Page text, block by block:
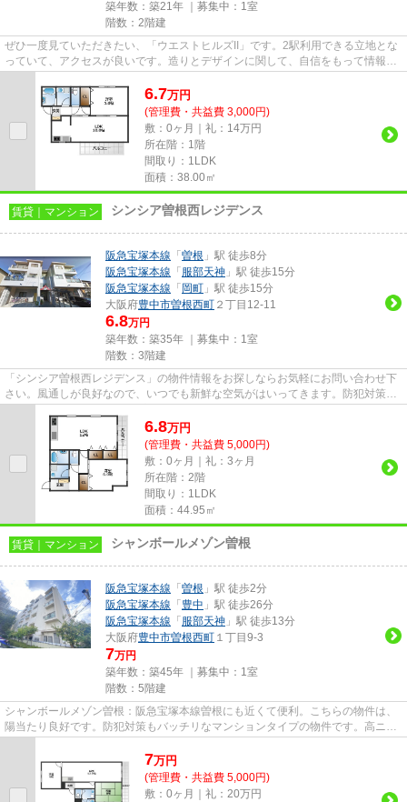
築年数：築21年 ｜募集中： 1室
階数：2階建
ぜひ一度見ていただきたい、「ウエストヒルズII」です。2駅利用できる立地とな
っていて、アクセスが良いです。造りとデザインに関して、自信をもって情報を
6.7万円
(管理費・共益費 3,000円)
敷：0ヶ月｜礼：14万円
所在階：1階
間取り：1LDK
面積：38.00㎡
賃貸｜マンション シンシア曽根西レジデンス
阪急宝塚本線 「 曽根 」駅 徒歩8分
阪急宝塚本線 「 服部天神 」駅 徒歩15分
阪急宝塚本線 「 岡町 」駅 徒歩15分
大阪府豊中市曽根西町 ２丁目12-11
6.8万円
築年数：築35年 ｜募集中： 1室
階数：3階建
「シンシア曽根西レジデンス」の物件情報をお探しならお気軽にお問い合わせ下
さい。風通しが良好なので、いつでも新鮮な空気がはいってきます。防犯対策も
6.8万円
(管理費・共益費 5,000円)
敷：0ヶ月｜礼：3ヶ月
所在階：2階
間取り：1LDK
面積：44.95㎡
賃貸｜マンション シャンボールメゾン曽根
阪急宝塚本線 「 曽根 」駅 徒歩2分
阪急宝塚本線 「 豊中 」駅 徒歩26分
阪急宝塚本線 「 服部天神 」駅 徒歩13分
大阪府豊中市曽根西町 １丁目9-3
7万円
築年数：築45年 ｜募集中： 1室
階数：5階建
シャンボールメゾン曽根：阪急宝塚本線曽根にも近くて便利。こちらの物件は、
陽当たり良好です。防犯対策もバッチリなマンションタイプの物件です。高ニー
7万円
(管理費・共益費 5,000円)
敷：0ヶ月｜礼：20万円